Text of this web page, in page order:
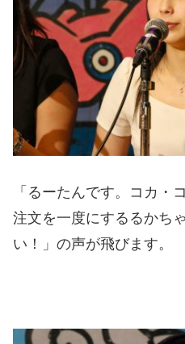
「るーたんです。コカ・
注文を一度にするるかち
い！」の声が飛びます。